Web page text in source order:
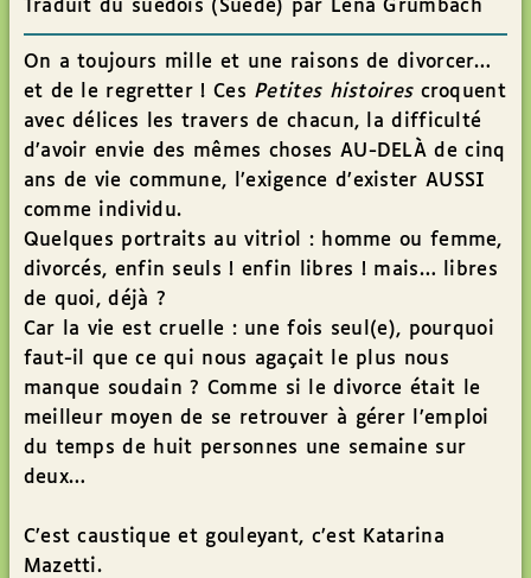
Traduit du suédois (Suède) par Lena Grumbach
On a toujours mille et une raisons de divorcer…
et de le regretter ! Ces Petites histoirescroquent
avec délices les travers de chacun, la difficulté
d’avoir envie des mêmes choses AU-DELÀ de cinq
ans de vie commune, l’exigence d’exister AUSSI
comme individu.
Quelques portraits au vitriol : homme ou femme,
divorcés, enfin seuls ! enfin libres ! mais… libres
de quoi, déjà ?
Car la vie est cruelle : une fois seul(e), pourquoi
faut-il que ce qui nous agaçait le plus nous
manque soudain ? Comme si le divorce était le
meilleur moyen de se retrouver à gérer l’emploi
du temps de huit personnes une semaine sur
deux…
C’est caustique et gouleyant, c’est Katarina
Mazetti.